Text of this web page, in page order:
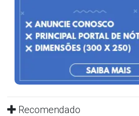
Recomendado